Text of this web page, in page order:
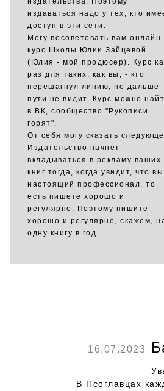
издаваться надо у тех, кто
доступ в эти сети.
Могу посоветовать вам онлайн-
курс Школы Юлии Зайцевой
(Юлия - мой продюсер). Курс
раз для таких, как вы, - кто
перешагнул линию, но дальше
пути не видит. Курс можно
в ВК, сообщество "Рукописи
горят".
От себя могу сказать
Издательство начнёт
вкладываться в рекламу ваших
книг тогда, когда увидит, что
настоящий профессионал, то
есть пишете хорошо и
регулярно. Поэтому пишите
хорошо и регулярно, скажем,
одну книгу в год.
16.07.2023
В Псоглавцах